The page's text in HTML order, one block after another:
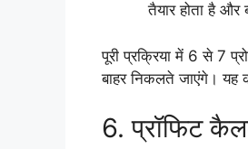
तैयार होता है और
पूरी प्रक्रिया में 6 से 7
बाहर निकलते जाएंगे।
6. प्रॉफिट